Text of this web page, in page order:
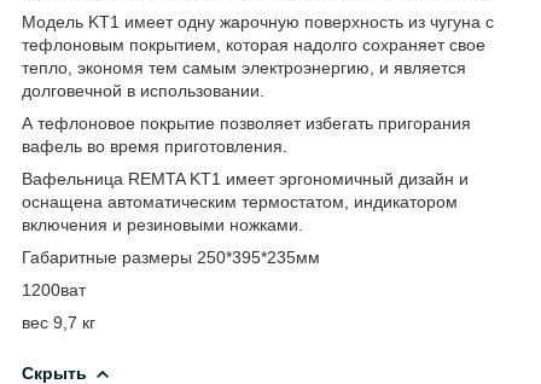
Модель KT1 имеет одну жарочную поверхность из чугуна с
тефлоновым покрытием, которая надолго сохраняет свое
тепло, экономя тем самым электроэнергию, и является
долговечной в использовании.
А тефлоновое покрытие позволяет избегать пригорания
вафель во время приготовления.
Вафельница REMTA KT1 имеет эргономичный дизайн и
оснащена автоматическим термостатом, индикатором
включения и резиновыми ножками.
Габаритные размеры 250*395*235мм
1200ват
вес 9,7 кг
Скрыть